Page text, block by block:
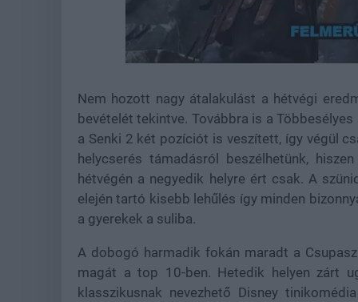
Unmute
22.17%
Nem hozott nagy átalakulást a hétvégi
bevételét tekintve. Továbbra is a
a Senki 2 két pozíciót is veszített, így végül
helycserés támadásról beszélhetünk,
hétvégén a negyedik helyre ért csak. A
elején tartó kisebb lehűlés így minden
a gyerekek a suliba.
A dobogó harmadik fokán maradt a
magát a top 10-ben. Hetedik helyen zárt
klasszikusnak nevezhető Disney